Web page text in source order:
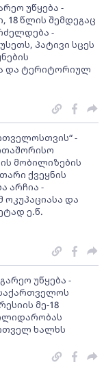
უწყება -
18 წლის შემდეგაც
-
პატივი სცეს
და ტერიტორიულ
-
მობილიზების
ქვეყნის
არჩია -
ოკუპაციასა და
ე.წ.
უწყება -
მე-18
ხალხს